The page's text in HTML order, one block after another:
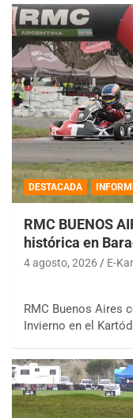
DESTACADA
RMC BUENOS
histórica en
4 agosto, 2026 E-
RMC Buenos Aires
Invierno en el